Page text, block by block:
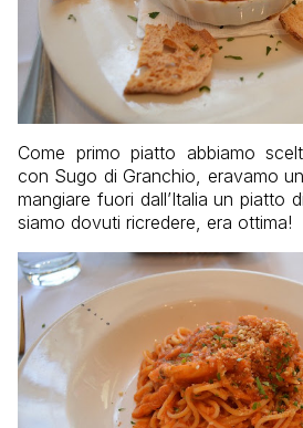
Come primo piatto abbiamo
con Sugo di Granchio, eravamo
mangiare fuori dall’Italia un piatto
siamo dovuti ricredere, era ottima!